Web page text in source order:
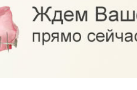
Свадьба
Свидание
Спасибо!
Подруге
Сестре